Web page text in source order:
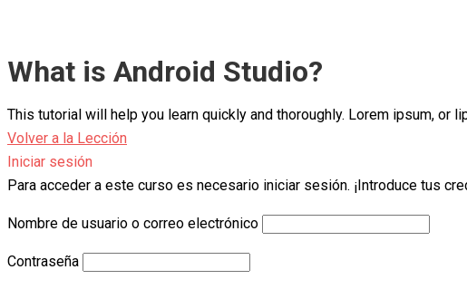
What is Android Studio?
This tutorial will help you learn quickly and thoroughly. Lorem ipsum,
Volver a la Lección
Iniciar sesión
Para acceder a este curso es necesario iniciar sesión. ¡Introduce tus
Nombre de usuario o correo electrónico
Contraseña